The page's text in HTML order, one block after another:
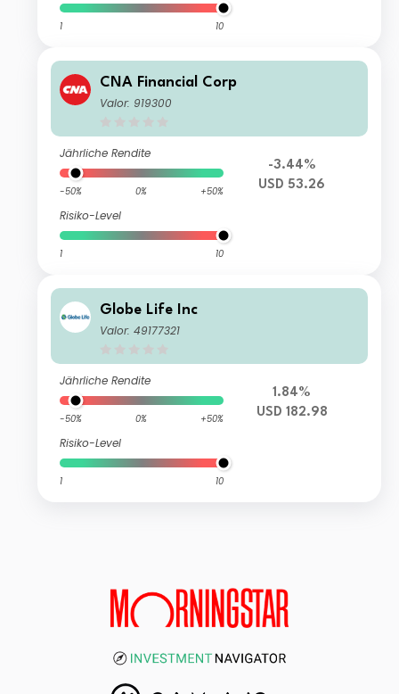
1 10
CNA Financial Corp
Valor: 919300
Jährliche Rendite
-50% 0% +50%
Risiko-Level
1 10
-3.44%
USD 53.26
Globe Life Inc
Valor: 49177321
Jährliche Rendite
-50% 0% +50%
Risiko-Level
1 10
1.84%
USD 182.98